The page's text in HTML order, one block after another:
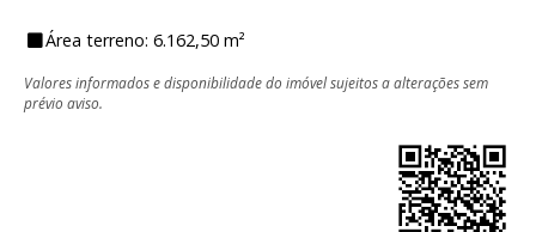
Área terreno: 6.162,50 m²
Valores informados e disponibilidade do imóvel sujeitos a alterações sem
prévio aviso.